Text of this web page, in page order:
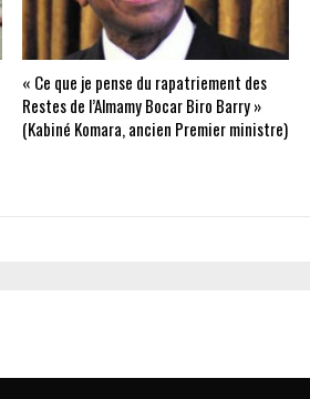
« Ce que je pense du rapatriement des
Restes de l’Almamy Bocar Biro Barry »
(Kabiné Komara, ancien Premier ministre)